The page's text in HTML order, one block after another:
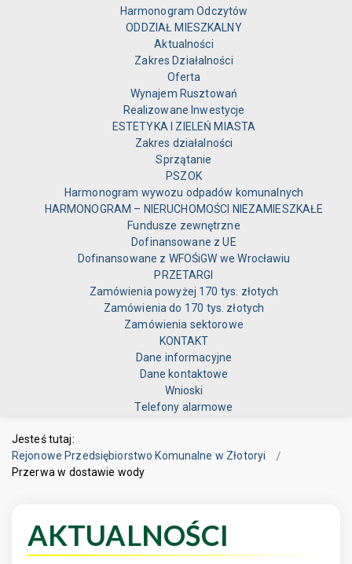
Harmonogram Odczytów
ODDZIAŁ MIESZKALNY
Aktualności
Zakres Działalności
Oferta
Wynajem Rusztowań
Realizowane Inwestycje
ESTETYKA I ZIELEŃ MIASTA
Zakres działalności
Sprzątanie
PSZOK
Harmonogram wywozu odpadów komunalnych
HARMONOGRAM – NIERUCHOMOŚCI NIEZAMIESZKAŁE
Fundusze zewnętrzne
Dofinansowane z UE
Dofinansowane z WFOŚiGW we Wrocławiu
PRZETARGI
Zamówienia powyżej 170 tys. złotych
Zamówienia do 170 tys. złotych
Zamówienia sektorowe
KONTAKT
Dane informacyjne
Dane kontaktowe
Wnioski
Telefony alarmowe
Jesteś tutaj:
Rejonowe Przedsiębiorstwo Komunalne w Złotoryi
Przerwa w dostawie wody
AKTUALNOŚCI